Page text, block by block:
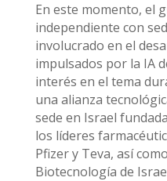
En este momento, el
independiente con
involucrado en el
impulsados por la IA
interés en el tema
una alianza
sede en Israel
los líderes
Pfizer y Teva, así
Biotecnología de